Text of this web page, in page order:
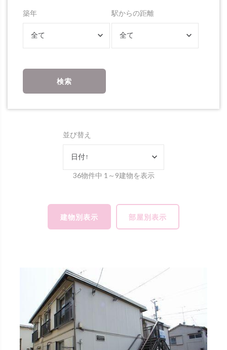
築年
全て
駅からの距離
全て
検索
並び替え
日付↑
36物件中 1～9建物を表示
建物別表示 部屋別表示